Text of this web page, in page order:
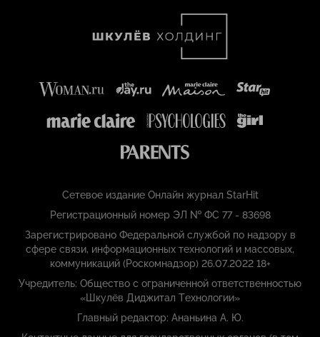
Сетевое издание Онлайн журнал StarHit
Регистрационный номер ЭЛ № ФС 77 - 83698
Зарегистрировано Федеральной службой по надзору в
сфере связи, информационных технологий и массовых,
коммуникаций (Роскомнадзор) 26.07.2022 18+
Учредитель: Общество с ограниченной ответственностью
«Шкулёв Диджитал Технологии»
Главный редактор: Ананьина А. Ю.